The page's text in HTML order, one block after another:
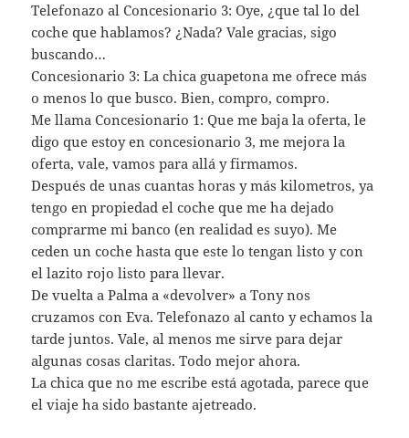
Telefonazo al Concesionario 3: Oye, ¿que tal lo del
coche que hablamos? ¿Nada? Vale gracias, sigo
buscando…
Concesionario 3: La chica guapetona me ofrece más
o menos lo que busco. Bien, compro, compro.
Me llama Concesionario 1: Que me baja la oferta, le
digo que estoy en concesionario 3, me mejora la
oferta, vale, vamos para allá y firmamos.
Después de unas cuantas horas y más kilometros, ya
tengo en propiedad el coche que me ha dejado
comprarme mi banco (en realidad es suyo). Me
ceden un coche hasta que este lo tengan listo y con
el lazito rojo listo para llevar.
De vuelta a Palma a «devolver» a Tony nos
cruzamos con Eva. Telefonazo al canto y echamos la
tarde juntos. Vale, al menos me sirve para dejar
algunas cosas claritas. Todo mejor ahora.
La chica que no me escribe está agotada, parece que
el viaje ha sido bastante ajetreado.